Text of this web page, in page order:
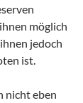
möglich
jedoch
ist.
nicht eben